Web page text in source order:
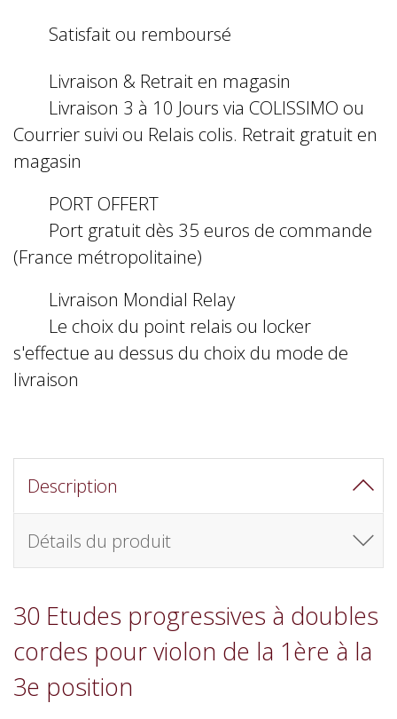
Satisfait ou remboursé
Livraison & Retrait en magasin
Livraison 3 à 10 Jours via COLISSIMO ou
Courrier suivi ou Relais colis. Retrait gratuit en
magasin
PORT OFFERT
Port gratuit dès 35 euros de commande
(France métropolitaine)
Livraison Mondial Relay
Le choix du point relais ou locker
s'effectue au dessus du choix du mode de
livraison
Description
Détails du produit
30 Etudes progressives à doubles
cordes pour violon de la 1ère à la
3e position